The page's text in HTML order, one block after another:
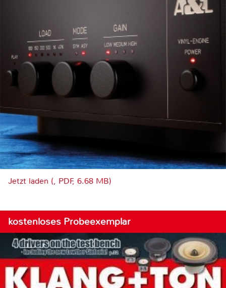
Jetzt laden (, PDF, 6.68 MB)
kostenloses Probeexemplar